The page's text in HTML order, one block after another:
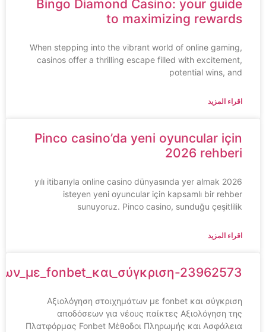
Bingo Diamond Casino: your guide
to maximizing rewards
When stepping into the vibrant world of online gaming,
casinos offer a thrilling escape filled with excitement,
potential wins, and
اقراء المزيد
Pinco casino’da yeni oyuncular için
2026 rehberi
2026 yılı itibarıyla online casino dünyasında yer almak
isteyen yeni oyuncular için kapsamlı bir rehber
sunuyoruz. Pinco casino, sunduğu çeşitlilik
اقراء المزيد
23962573
Αξιολόγηση στοιχημάτων με fonbet και σύγκριση
αποδόσεων για νέους παίκτες Αξιολόγηση της
Πλατφόρμας Fonbet Μέθοδοι Πληρωμής και Ασφάλεια